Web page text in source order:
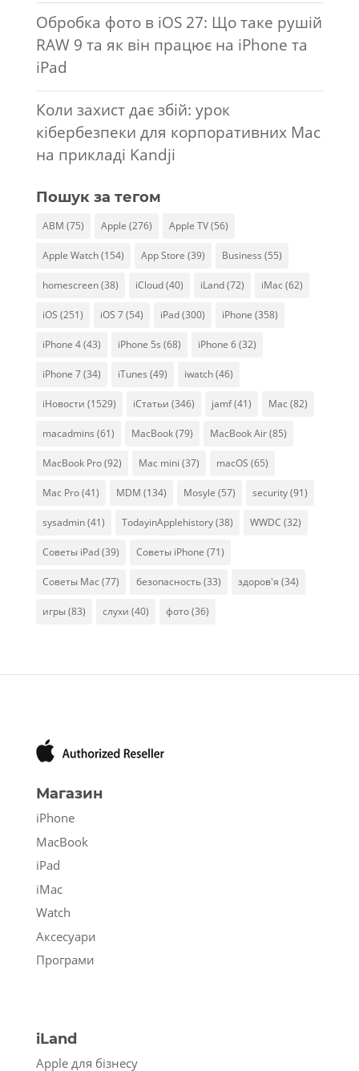
Обробка фото в iOS 27: Що таке рушій
RAW 9 та як він працює на iPhone та
iPad
Коли захист дає збій: урок
кібербезпеки для корпоративних Mac
на прикладі Kandji
Пошук за тегом
ABM (75) Apple (276) Apple TV(56)
Apple Watch(154) App Store (39) Business (55)
homescreen(38) iCloud(40) iLand(72) iMac (62)
iOS (251) iOS 7(54) iPad(300) iPhone (358)
iPhone 4(43) iPhone 5s (68) iPhone 6(32)
iPhone 7(34) iTunes (49) iwatch(46)
iНовости (1529) iСтатьи (346) jamf(41) Mac (82)
macadmins (61) MacBook(79) MacBook Air(85)
MacBook Pro(92) Mac mini (37) macOS (65)
Mac Pro(41) MDM (134) Mosyle (57) security(91)
sysadmin(41) TodayinApplehistory(38) WWDC (32)
Советы iPad(39) Советы iPhone (71)
Советы Mac (77) безопасность(33) здоров'я (34)
игры(83) слухи (40) фото(36)
Магазин
iPhone
MacBook
iPad
iMac
Watch
Аксесуари
Програми
iLand
Apple для бізнесу